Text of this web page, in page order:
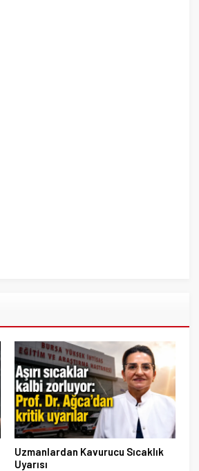
Uzmanlardan Kavurucu Sıcaklık
Uyarısı